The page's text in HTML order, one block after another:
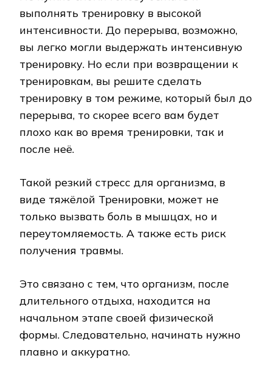
выполнять тренировку в высокой
интенсивности. До перерыва, возможно,
вы легко могли выдержать интенсивную
тренировку. Но если при возвращении к
тренировкам, вы решите сделать
тренировку в том режиме, который был до
перерыва, то скорее всего вам будет
плохо как во время тренировки, так и
после неё.
Такой резкий стресс для организма, в
виде тяжёлой Тренировки, может не
только вызвать боль в мышцах, но и
переутомляемость. А также есть риск
получения травмы.
Это связано с тем, что организм, после
длительного отдыха, находится на
начальном этапе своей физической
формы. Следовательно, начинать нужно
плавно и аккуратно.